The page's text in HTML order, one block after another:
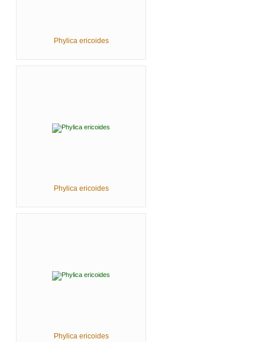
Phylica ericoides
Phylica ericoides
Phylica ericoides